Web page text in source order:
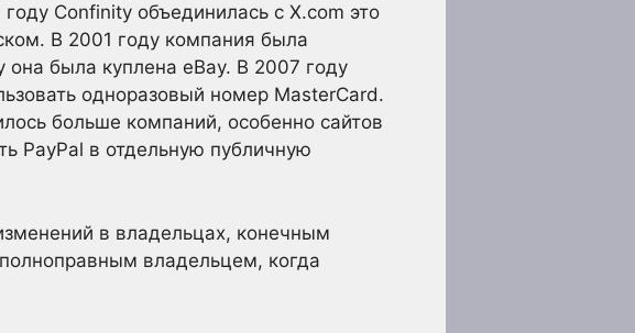
Confinity объединилась с X.com это
В 2001 году компания была
была куплена eBay. В 2007 году
одноразовый номер MasterCard.
больше компаний, особенно сайтов
PayPal в отдельную публичную
в владельцах, конечным
владельцем, когда